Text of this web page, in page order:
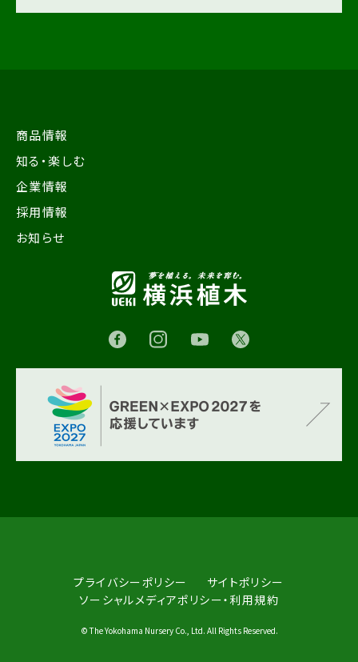
商品情報
知る・楽しむ
企業情報
採用情報
お知らせ
プライバシーポリシー
サイトポリシー
ソーシャルメディアポリシー・利用規約
© The Yokohama Nursery Co., Ltd. All Rights Reserved.